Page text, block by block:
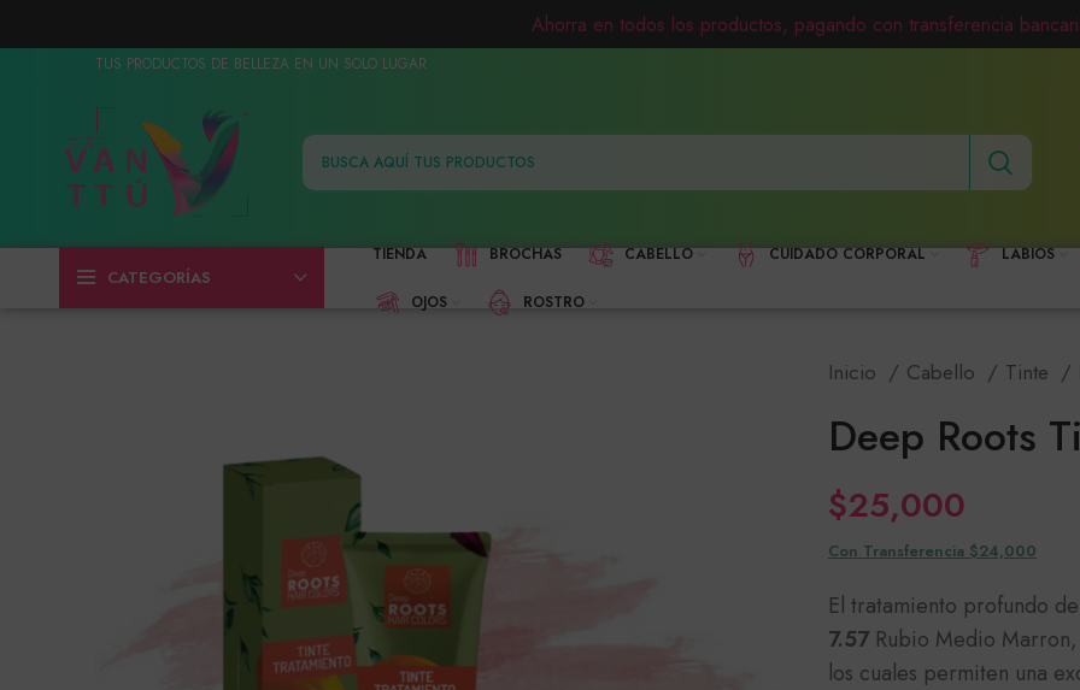
TUS PRODUCTOS DE BELLEZA EN UN SOLO LUGAR
CATEGORÍAS
TIENDA BROCHAS CABELLO CUIDADO CORPORAL LABIOS
OJOS ROSTRO
Inicio Cabello Tinte
Deep Roots
$25,000
Con Transferencia $24,000
El tratamiento profundo
7.57Rubio Medio
los cuales permiten una
Ahorra en todos los productos, pagando con transferencia